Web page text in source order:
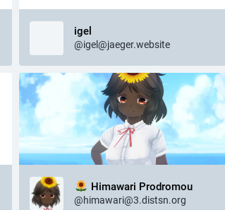
igel
@igel@jaeger.website
Himawari Prodromou
@himawari@3.distsn.org